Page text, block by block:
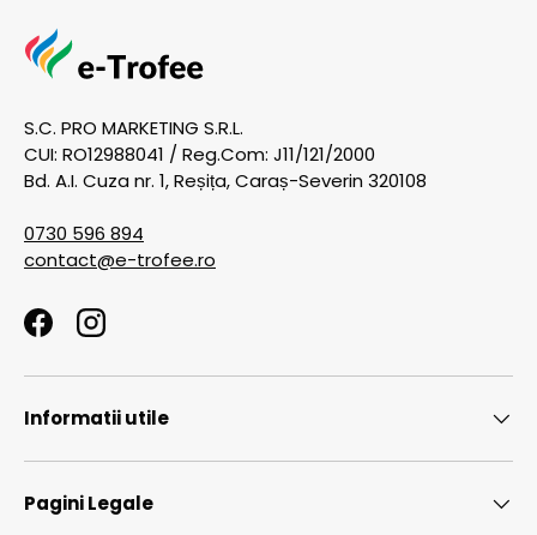
S.C. PRO MARKETING S.R.L.
CUI: RO12988041 / Reg.Com: J11/121/2000
Bd. A.I. Cuza nr. 1, Reșița, Caraș-Severin 320108
0730 596 894
contact@e-trofee.ro
FacebookInstagram
Informatii utile
Pagini Legale